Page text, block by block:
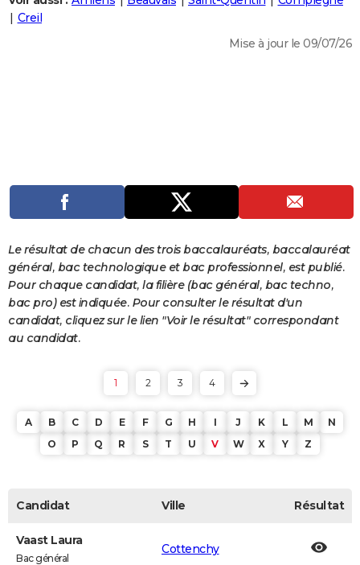
Destinations
City break
Voyage nature
Voyage de noces
Forum
Climat
+PHOTO
PROGRAMME TV
S'inscrire
Se connecter
Lycées
Collèges
Primaires
Universités
Entreprises
Service militaire
Avis de recherche
AVIS DE DÉCÈS
FORUM
Bricolage
Lifestyle
Culture
Sport
Auto
Television
Voyage
Cinema
Creil
Mise à jour le 09/07/26
Le résultat de chacun des trois baccalauréats, baccalauréat
général, bac technologique et bac professionnel, est publié.
Pour chaque candidat, la filière (bac général, bac techno,
bac pro) est indiquée. Pour consulter le résultat d'un
candidat, cliquez sur le lien "Voir le résultat" correspondant
au candidat.
1 2 3 4
A B C D E F G H I J K L M
N
O
P Q R S T U V W X Y Z
Candidat Ville Résultat
Vaast Laura
Bac général
Cottenchy